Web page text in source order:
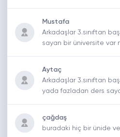
Mustafa
Arkadaşlar 3.sınıftan
sayan bir üniversite var
Aytaç
Arkadaşlar 3.sınıftan
yada fazladan ders
çağdaş
buradaki hiç bir ünide